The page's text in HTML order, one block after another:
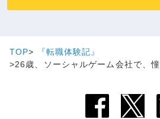
TOP
『転職体験記』
26歳、ソーシャルゲーム会社で、